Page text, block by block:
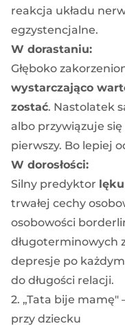
reakcja układu
egzystencjalne.
W dorastaniu:
Głęboko
wystarczająco
zostać. Nastolatek
albo przywiązuje
pierwszy. Bo lepiej
W dorosłości:
Silny predyktor
trwałej cechy
osobowości
długoterminowych
depresje po
do długości relacji.
2. „Tata bije
przy dziecku